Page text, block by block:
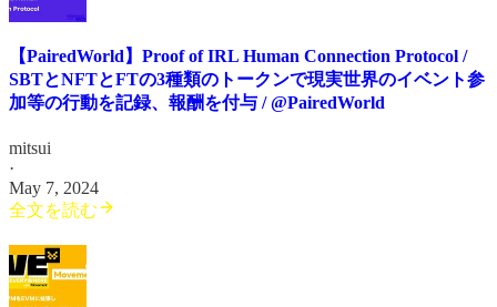
【PairedWorld】Proof of IRL Human Connection Protocol /
SBTとNFTとFTの3種類のトークンで現実世界のイベント参
加等の行動を記録、報酬を付与 / @PairedWorld
mitsui
·
May 7, 2024
全文を読む